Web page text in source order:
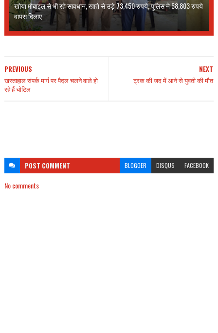
खोया मोबाइल से भी रहे सावधान, खाते से उड़े 73,450 रुपये, पुलिस ने 58,803 रुपये
वापस दिलाए
NEXT
ट्रक की जद में आने से युवती की मौत
PREVIOUS
खस्ताहाल संपर्क मार्ग पर पैदल चलने वाले हो
रहे हैं चोटिल
POST COMMENT BLOGGER DISQUS FACEBOOK
No comments